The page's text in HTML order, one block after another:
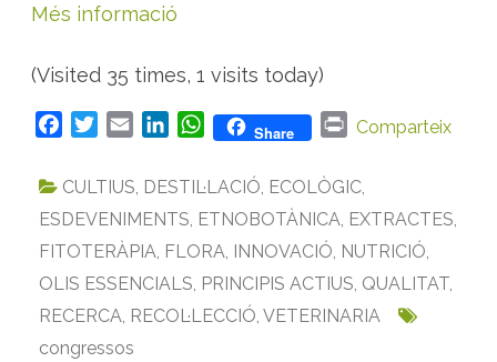
Més informació
(Visited 35 times, 1 visits today)
c
b
o
o
k
i
t
e
r
a
l
n
e
d
I
n
W
a
s
A
p
p
Share
P
i
t
Comparteix
CULTIUS DESTIL·LACIÓ ECOLÒGIC
ESDEVENIMENTS ETNOBOTÀNICA EXTRACTES
FITOTERÀPIA FLORA INNOVACIÓ NUTRICIÓ
OLIS ESSENCIALS PRINCIPIS ACTIUS QUALITAT
RECERCA RECOL·LECCIÓ VETERINARIA
congressos